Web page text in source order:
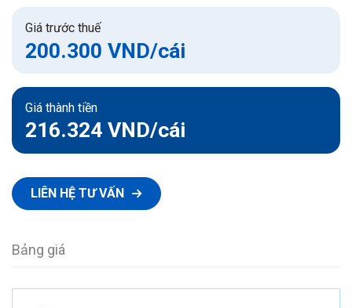
Giá trước thuế
200.300 VND/cái
Giá thành tiền
216.324 VND/cái
LIÊN HỆ TƯ VẤN
Bảng giá